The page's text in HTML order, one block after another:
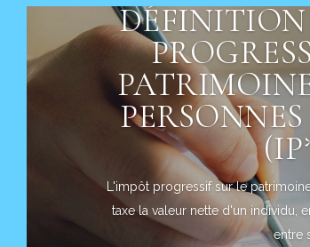
DÉFINITION
L'impôt progressif sur le
taxe la valeur nette d'un individu,
entre